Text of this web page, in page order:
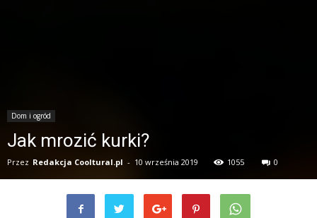
Dom i ogród
Jak mrozić kurki?
Przez Redakcja Cooltural.pl - 10 września 2019 1055 0